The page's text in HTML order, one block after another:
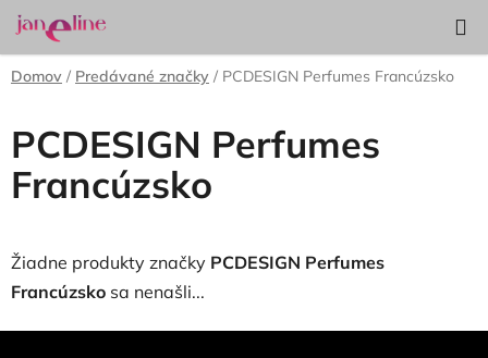
Prejsť
na
obsah
KOŠÍK
Domov / Predávané značky / PCDESIGN Perfumes Francúzsko
PCDESIGN Perfumes
Francúzsko
Žiadne produkty značky PCDESIGN Perfumes
Francúzsko sa nenašli...